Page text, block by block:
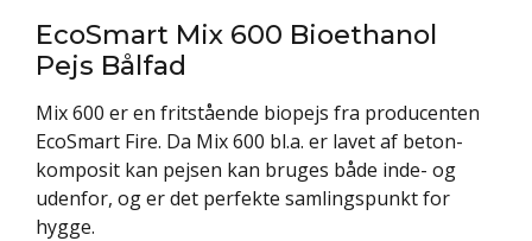
EcoSmart Mix 600 Bioethanol
Pejs Bålfad
Mix 600 er en fritstående biopejs fra producenten
EcoSmart Fire. Da Mix 600 bl.a. er lavet af beton-
komposit kan pejsen kan bruges både inde- og
udenfor, og er det perfekte samlingspunkt for
hygge.